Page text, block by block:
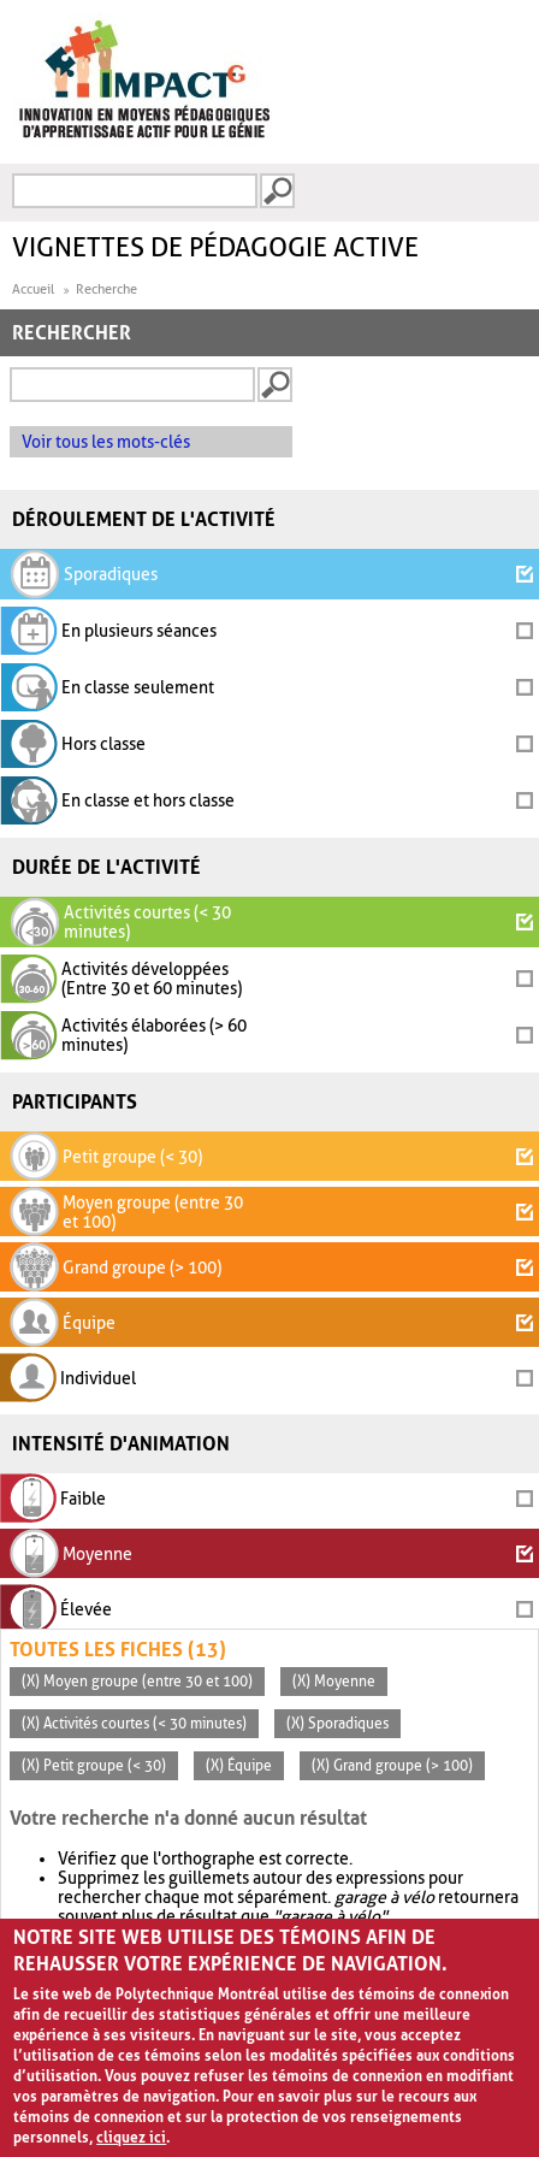
FORMULAIRE DE
VIGNETTES DE PÉDAGOGIE ACTIVE
Accueil Recherche
RECHERCHER
Voir tous les mots-clés
DÉROULEMENT DE L'ACTIVITÉ
Sporadiques
En plusieurs séances
En classe seulement
Hors classe
En classe et hors classe
DURÉE DE L'ACTIVITÉ
Activités courtes (< 30
minutes)
Activités développées
(Entre 30 et 60 minutes)
Activités élaborées (> 60
minutes)
PARTICIPANTS
Petit groupe (< 30)
Moyen groupe (entre 30
et 100)
Grand groupe (> 100)
Équipe
Individuel
INTENSITÉ D'ANIMATION
Faible
Moyenne
Élevée
TOUTES LES FICHES (13)
(X) Moyen groupe (entre 30 et 100) (X) Moyenne
(X) Activités courtes (< 30 minutes) (X) Sporadiques
(X) Petit groupe (< 30) (X) Équipe (X) Grand groupe (> 100)
Votre recherche n'a donné aucun résultat
Vérifiez que l'orthographe est correcte.
Supprimez les guillemets autour des expressions pour
rechercher chaque mot séparément. garage à véloretournera
souvent plus de résultat que"garage à vélo".
Envisagez d'élargir votre recherche avec OR.garage OR vélo
retournera souvent plus de résultat quegarage à vélo
NOTRE SITE WEB UTILISE DES TÉMOINS AFIN DE
REHAUSSER VOTRE EXPÉRIENCE DE NAVIGATION.
Le site web de Polytechnique Montréal utilise des témoins de connexion
afin de recueillir des statistiques générales et offrir une meilleure
expérience à ses visiteurs. En naviguant sur le site, vous acceptez
l’utilisation de ces témoins selon les modalités spécifiées aux conditions
d’utilisation. Vous pouvez refuser les témoins de connexion en modifiant
vos paramètres de navigation. Pour en savoir plus sur le recours aux
témoins de connexion et sur la protection de vos renseignements
personnels,cliquez ici.